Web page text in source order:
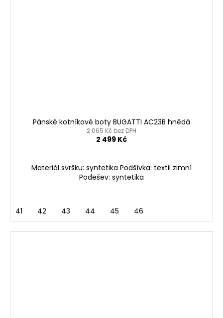
Pánské kotníkové boty BUGATTI AC23B hnědá
2 065 Kč bez DPH
2 499 Kč
Materiál svršku: syntetika Podšívka: textil zimní
Podešev: syntetika
41 42 43 44 45 46